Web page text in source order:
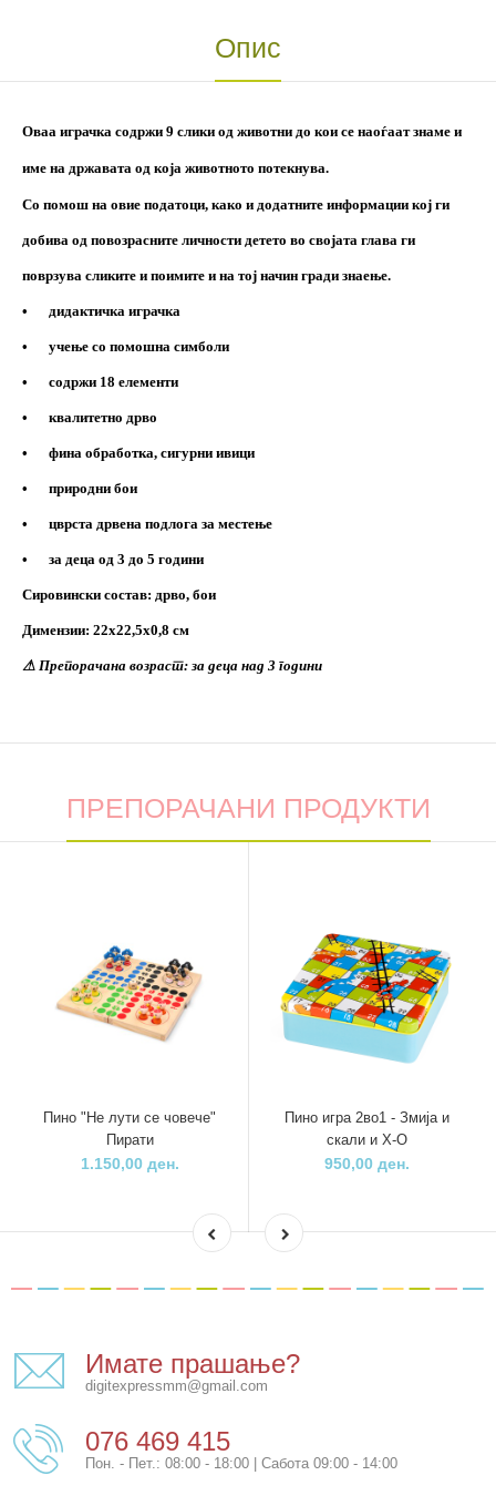
Опис
Оваа играчка содржи 9 слики од животни до кои се наоѓаат знаме и
име на државата од која животното потекнува.
Со помош на овие податоци, како и додатните информации кој ги
добива од повозрасните личности детето во својата глава ги
поврзува сликите и поимите и на тој начин гради знаење.
• дидактичка играчка
• учење со помошна симболи
• содржи 18 елементи
• квалитетно дрво
• фина обработка, сигурни ивици
• природни бои
• цврста дрвена подлога за местење
• за деца од 3 до 5 години
Сировински состав: дрво, бои
Димензии: 22х22,5х0,8 см
⚠ Препорачана возраст: за деца над 3 години
ПРЕПОРАЧАНИ ПРОДУКТИ
Пино "Не лути се човече"
Пирати
1.150,00 ден.
Пино игра 2во1 - Змија и
скали и Х-О
950,00 ден.
Имате прашање?
digitexpressmm@gmail.com
076 469 415
Пон. - Пет.: 08:00 - 18:00 | Сабота 09:00 - 14:00